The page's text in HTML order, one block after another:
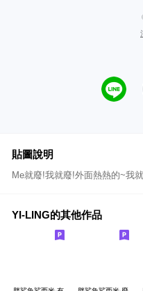
貼圖說明
Me就廢!我就廢!外面熱熱的~我
YI-LING的其他作品